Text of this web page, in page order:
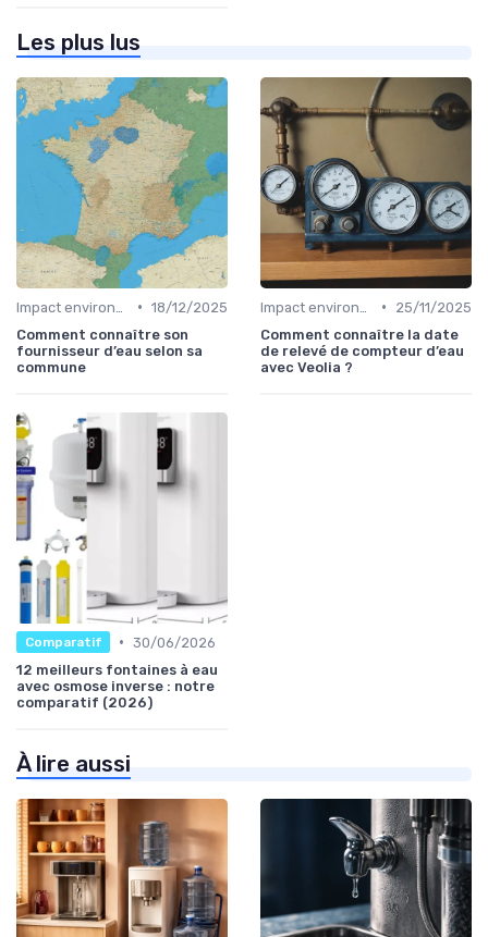
Les plus lus
• 18/12/2025
Comment connaître son
fournisseur d’eau selon sa
commune
•
25/11/2025
Comment connaître la date
de relevé de compteur d’eau
avec Veolia ?
Comparatif • 30/06/2026
12 meilleurs fontaines à eau
avec osmose inverse : notre
comparatif (2026)
À lire aussi